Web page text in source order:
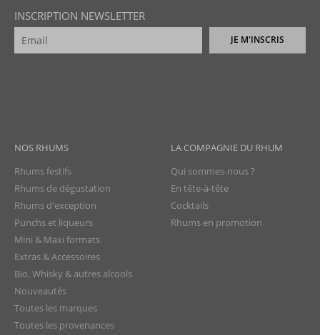
INSCRIPTION NEWSLETTER
JE M'INSCRIS
NOS RHUMS
Rhums festifs
Rhums de dégustation
Rhums d'exception
Punchs et liqueurs
Mini & Maxi formats
Extras & Accessoires
Bio, Whisky & autres alcools
Nouveautés
Toutes les marques
Toutes les provenances
LA COMPAGNIE DU RHUM
Qui sommes-nous ?
En tête-à-tête
Cocktails
Rhums en promotion